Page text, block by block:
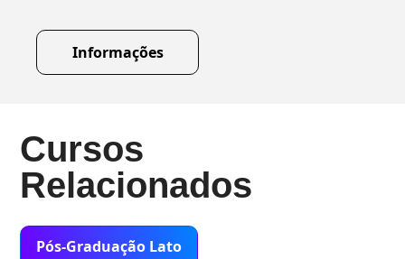
Informações
Cursos
Relacionados
Pós-Graduação Lato